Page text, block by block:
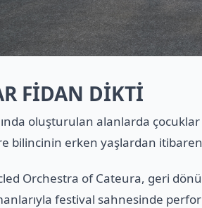
FİDAN DİKTİ
oluşturulan alanlarda
bilincinin erken yaşlardan
Orchestra of Cateura, geri
festival sahnesinde